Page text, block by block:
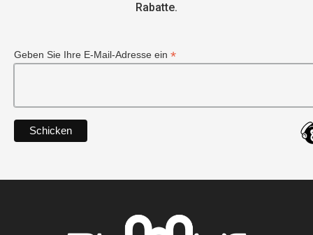
Rabatte.
Geben Sie Ihre E-Mail-Adresse ein *